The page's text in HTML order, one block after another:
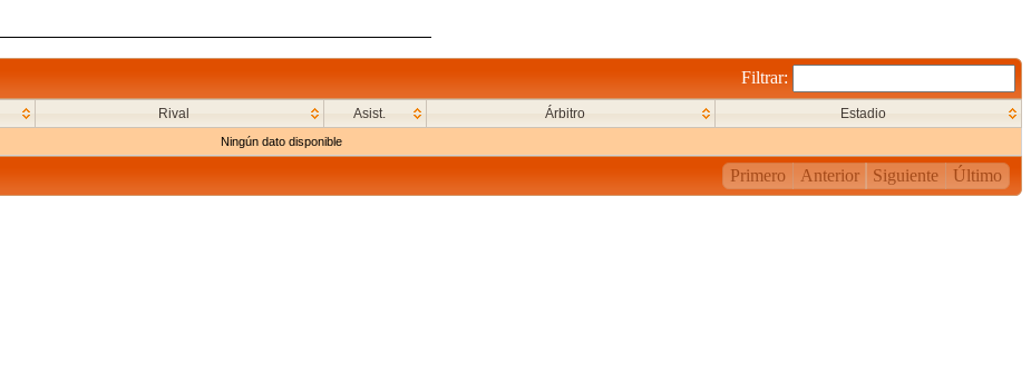
Filtrar:
Rival Asist. Árbitro Estadio
Ningún dato disponible
Primero Anterior Siguiente Último